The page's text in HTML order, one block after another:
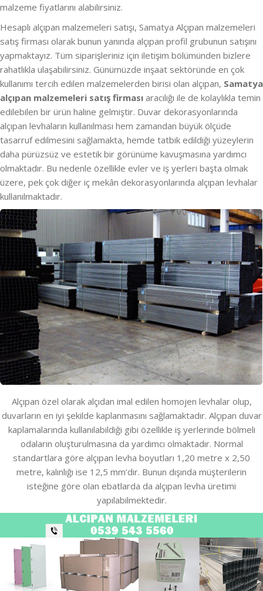
malzeme fiyatlarını alabilirsiniz.
Hesaplı alçıpan malzemeleri satışı, Samatya Alçıpan malzemeleri
satış firması olarak bunun yanında alçıpan profil grubunun satışını
yapmaktayız. Tüm siparişleriniz için iletişim bölümünden bizlere
rahatlıkla ulaşabilirsiniz. Günümüzde inşaat sektöründe en çok
kullanımı tercih edilen malzemelerden birisi olan alçıpan, Samatya
alçıpan malzemeleri satış firması aracılığı ile de kolaylıkla temin
edilebilen bir ürün haline gelmiştir. Duvar dekorasyonlarında
alçıpan levhaların kullanılması hem zamandan büyük ölçüde
tasarruf edilmesini sağlamakta, hemde tatbik edildiği yüzeylerin
daha pürüzsüz ve estetik bir görünüme kavuşmasına yardımcı
olmaktadır. Bu nedenle özellikle evler ve iş yerleri başta olmak
üzere, pek çok diğer iç mekân dekorasyonlarında alçıpan levhalar
kullanılmaktadır.
Alçıpan özel olarak alçıdan imal edilen homojen levhalar olup,
duvarların en iyi şekilde kaplanmasını sağlamaktadır. Alçıpan duvar
kaplamalarında kullanılabildiği gibi özellikle iş yerlerinde bölmeli
odaların oluşturulmasına da yardımcı olmaktadır. Normal
standartlara göre alçıpan levha boyutları 1,20 metre x 2,50
metre, kalınlığı ise 12,5 mm’dir. Bunun dışında müşterilerin
isteğine göre olan ebatlarda da alçıpan levha üretimi
yapılabilmektedir.